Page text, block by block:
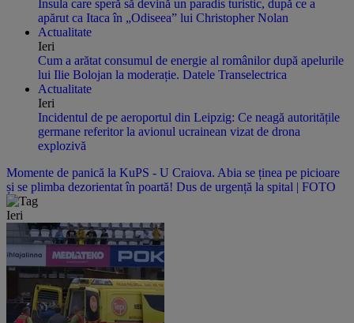
Insula care speră să devină un paradis turistic, după ce a
apărut ca Itaca în „Odiseea” lui Christopher Nolan
Actualitate
Ieri
Cum a arătat consumul de energie al românilor după apelurile
lui Ilie Bolojan la moderație. Datele Transelectrica
Actualitate
Ieri
Incidentul de pe aeroportul din Leipzig: Ce neagă autoritățile
germane referitor la avionul ucrainean vizat de drona
explozivă
Momente de panică la KuPS - U Craiova. Abia se ținea pe picioare
și se plimba dezorientat în poartă! Dus de urgență la spital | FOTO
Ieri